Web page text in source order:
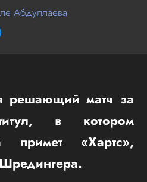
Абдуллаева
решающий матч за
в котором
примет «Хартс»,